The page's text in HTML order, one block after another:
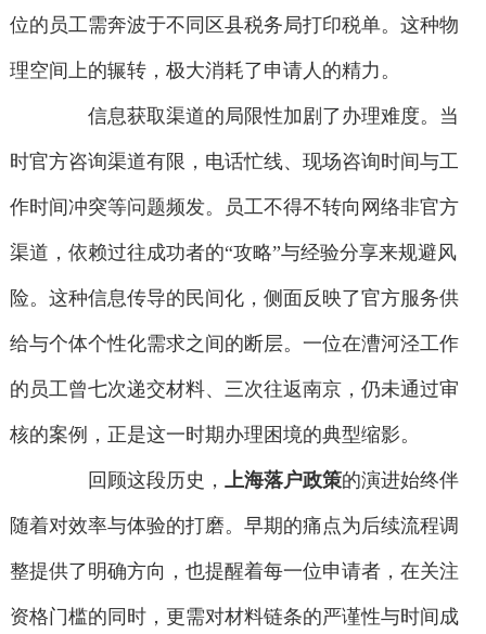
位的员工需奔波于不同区县税务局打印税单。这种物
理空间上的辗转，极大消耗了申请人的精力。
信息获取渠道的局限性加剧了办理难度。当
时官方咨询渠道有限，电话忙线、现场咨询时间与工
作时间冲突等问题频发。员工不得不转向网络非官方
渠道，依赖过往成功者的“攻略”与经验分享来规避风
险。这种信息传导的民间化，侧面反映了官方服务供
给与个体个性化需求之间的断层。一位在漕河泾工作
的员工曾七次递交材料、三次往返南京，仍未通过审
核的案例，正是这一时期办理困境的典型缩影。
回顾这段历史，上海落户政策的演进始终伴
随着对效率与体验的打磨。早期的痛点为后续流程调
整提供了明确方向，也提醒着每一位申请者，在关注
资格门槛的同时，更需对材料链条的严谨性与时间成